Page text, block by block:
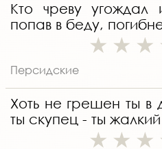
Кто чреву
попав в беду,
Персидские
Хоть не грешен ты в
ты скупец - ты